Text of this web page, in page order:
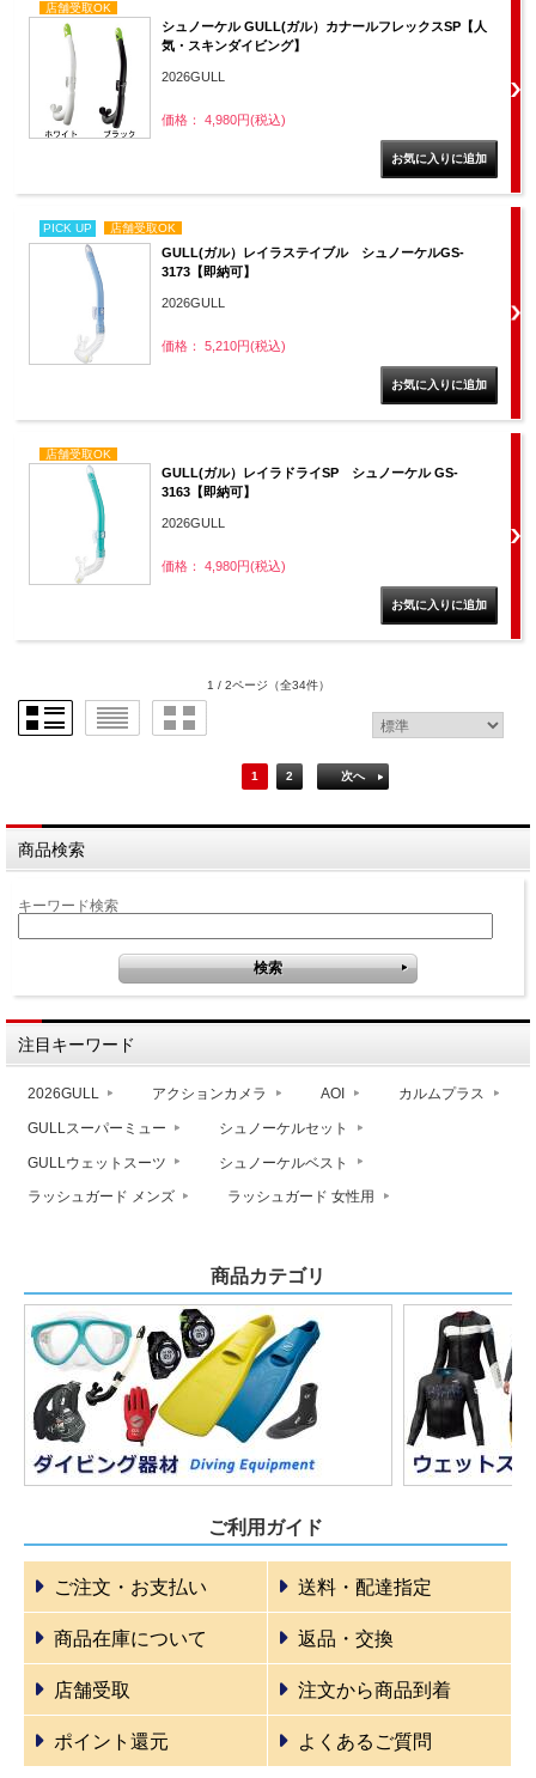
店舗受取OK
シュノーケル GULL(ガル）カナールフレックスSP【人
気・スキンダイビング】
2026GULL
価格： 4,980円(税込)
PICK UP 店舗受取OK
GULL(ガル）レイラステイブル シュノーケルGS-
3173【即納可】
2026GULL
価格： 5,210円(税込)
店舗受取OK
GULL(ガル）レイラドライSP シュノーケル GS-
3163【即納可】
2026GULL
価格： 4,980円(税込)
1 / 2ページ （全34件）
1 2 次へ
商品検索
キーワード検索
注目キーワード
2026GULL アクションカメラ AOI カルムプラス
GULLスーパーミュー シュノーケルセット
GULLウェットスーツ シュノーケルベスト
ラッシュガード メンズ ラッシュガード 女性用
商品カテゴリ
ご利用ガイド
ご注文・お支払い 送料・配達指定
商品在庫について 返品・交換
店舗受取 注文から商品到着
ポイント還元 よくあるご質問